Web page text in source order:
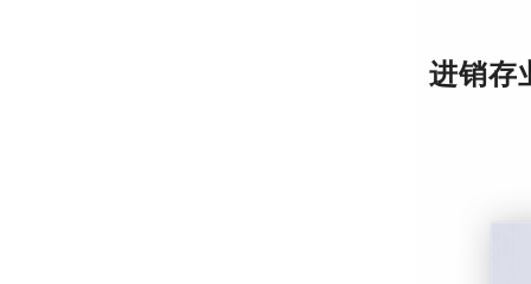
进销存